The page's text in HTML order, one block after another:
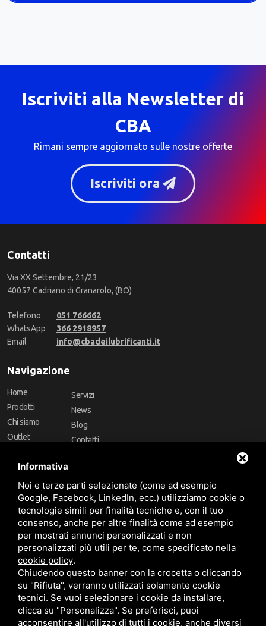
Iscriviti alla Newsletter di
CBA
Rimani sempre aggiornato sulle nostre offerte
Iscriviti ora
Contatti
Via XX Settembre, 21/23
40057 Cadriano di Granarolo, (BO)
Telefono
051 766662
WhatsApp
366 2918957
Email
info@cbadeilubrificanti.it
Navigazione
Home
Prodotti
Chi siamo
Outlet
Marchi
Servizi
News
Blog
Contatti
Follow Us
Area riservata
Informativa
Noi e terze parti selezionate (come ad esempio
Google, Facebook, LinkedIn, ecc.) utilizziamo cookie o
tecnologie simili per finalità tecniche e, con il tuo
consenso, anche per altre finalità come ad esempio
per mostrati annunci personalizzati e non
personalizzati più utili per te, come specificato nella
cookie policy.
Chiudendo questo banner con la crocetta o cliccando
su "Rifiuta", verranno utilizzati solamente cookie
tecnici. Se vuoi selezionare i cookie da installare,
clicca su "Personalizza". Se preferisci, puoi
acconsentire all'utilizzo di tutti i cookie, anche diversi